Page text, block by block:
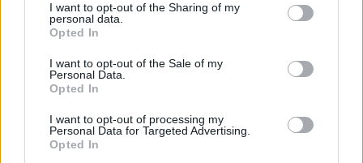
further disclose it to other third parties.
Please note that this website/app uses one or more Google
services and may gather and store information including but
not limited to your visit or usage behaviour. You may click to
grant or deny consent to Google and its third-party tags to
consent section.
I want to opt-out of the Sharing of my
personal data.
Opted In
I want to opt-out of the Sale of my
Personal Data.
Opted In
I want to opt-out of processing my
Personal Data for Targeted Advertising.
Opted In